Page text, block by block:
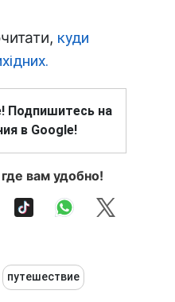
куди
Подпишитесь на
в Google!
вам удобно!
путешествие